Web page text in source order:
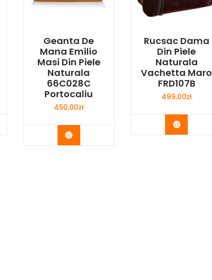
Geanta De
Mana Emilio
Masi Din Piele
Naturala
66C028C
Portocaliu
450,00zł
Buy Now
Rucsac Dama
Din Piele
Naturala
Vachetta Maro
FRD107B
499,00zł
Buy Now